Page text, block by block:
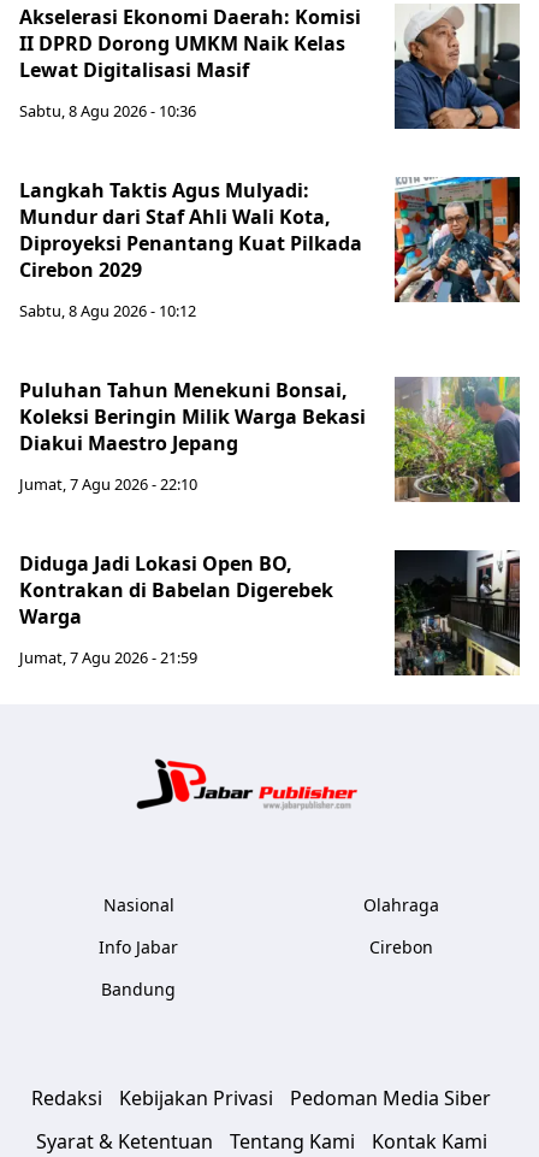
Akselerasi Ekonomi Daerah: Komisi
II DPRD Dorong UMKM Naik Kelas
Lewat Digitalisasi Masif
Sabtu, 8 Agu 2026 - 10:36
Langkah Taktis Agus Mulyadi:
Mundur dari Staf Ahli Wali Kota,
Diproyeksi Penantang Kuat Pilkada
Cirebon 2029
Sabtu, 8 Agu 2026 - 10:12
Puluhan Tahun Menekuni Bonsai,
Koleksi Beringin Milik Warga Bekasi
Diakui Maestro Jepang
Jumat, 7 Agu 2026 - 22:10
Diduga Jadi Lokasi Open BO,
Kontrakan di Babelan Digerebek
Warga
Jumat, 7 Agu 2026 - 21:59
Nasional
Info Jabar
Bandung
Olahraga
Cirebon
Redaksi Kebijakan Privasi
Pedoman Media Siber
Syarat & Ketentuan
Tentang Kami Kontak Kami